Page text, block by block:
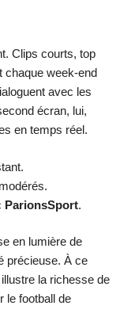
Clips courts, top
chaque week-end
avec les
écran, lui,
en temps réel.
ParionsSport.
en lumière de
précieuse. À ce
illustre la richesse de
le football de